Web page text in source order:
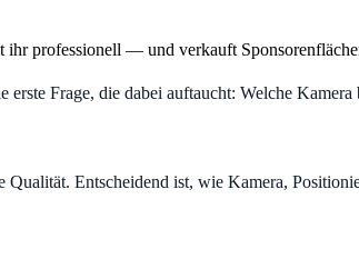
ihr professionell — und verkauft
Frage, die dabei auftaucht: Welche
Entscheidend ist, wie Kamera,